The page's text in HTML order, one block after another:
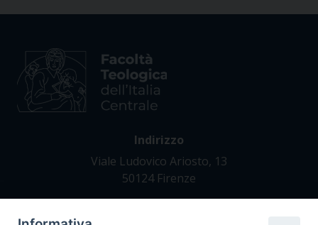
Indirizzo
Viale Ludovico Ariosto, 13
50124 Firenze